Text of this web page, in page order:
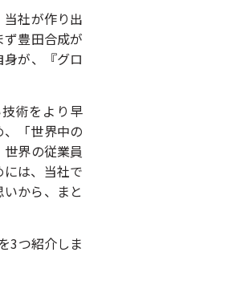
社が作り出
豊田合成が
が、『グロ
術をより早
「世界中の
界の従業員
は、当社で
から、まと
3つ紹介しま